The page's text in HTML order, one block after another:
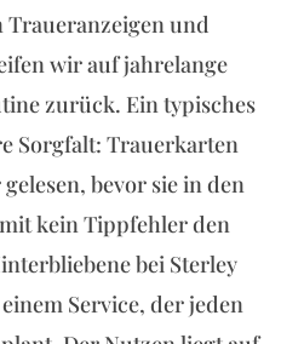
Traueranzeigen und
wir auf jahrelange
zurück. Ein typisches
Sorgfalt: Trauerkarten
bevor sie in den
kein Tippfehler den
bei Sterley
Service, der jeden